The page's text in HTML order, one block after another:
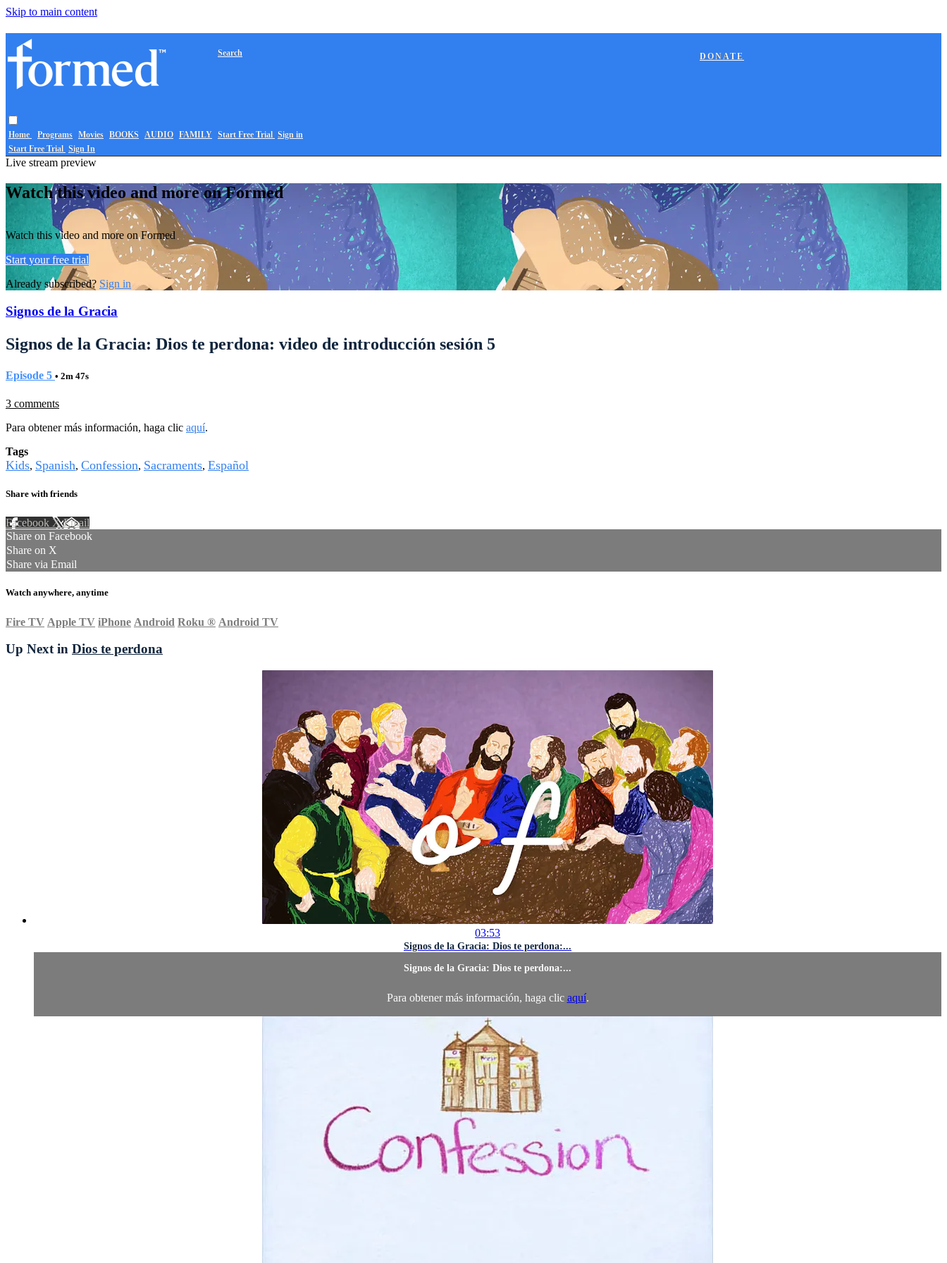
Skip to main content
Home Programs Movies BOOKS AUDIO FAMILY
DONATE
Search
Start Free Trial Sign in
Start Free Trial Sign In
Live stream preview
Watch this video and more on Formed
Watch this video and more on Formed
Start your free trial
Already subscribed? Sign in
Signos de la Gracia
Signos de la Gracia: Dios te perdona: video de introducción sesión 5
Episode 5 • 2m 47s
3 comments
Para obtener más información, haga clic aquí.
Tags
Kids, Spanish, Confession, Sacraments, Español
Share with friends
Facebook XEmail
Share on Facebook
Share on X
Share via Email
Watch anywhere, anytime
Fire TV Apple TV iPhone Android Roku ® Android TV
Up Next in Dios te perdona
03:53
Signos de la Gracia: Dios te perdona:...
Signos de la Gracia: Dios te perdona:...
Para obtener más información, haga clic aquí.